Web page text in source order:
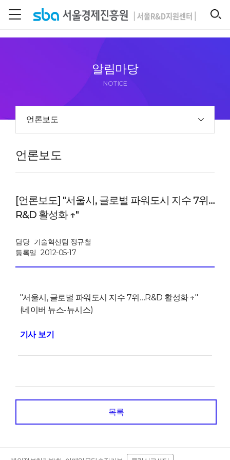
알림마당
NOTICE
언론보도
언론보도
[언론보도] "서울시, 글로벌 파워도시 지수 7위…
R&D 활성화 ↑"
담당 기술혁신팀 정규철
등록일 2012-05-17
"서울시, 글로벌 파워도시 지수 7위…R&D 활성화 ↑"
(네이버 뉴스-뉴시스)
기사 보기
목록